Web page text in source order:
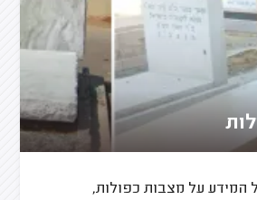
המידע על מצבות כפולות,